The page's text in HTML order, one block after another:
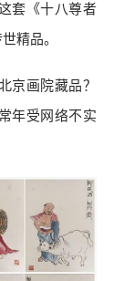
套《十八尊者
精品。
京画院藏品？
年受网络不实